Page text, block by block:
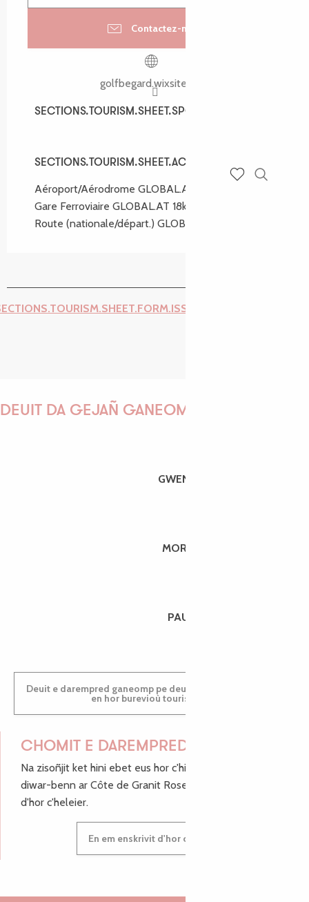
Contactez-nous
golfbegard.wixsite.com
SECTIONS.TOURISM.SHEET.SPOKEN_LANGUAGES
SECTIONS.TOURISM.SHEET.SPOKEN_LANGUAGES
SECTIONS.TOURISM.SHEET.ACCESS
SECTIONS.TOURISM.SHEET.ACCESS
Aéroport/Aérodrome GLOBAL.AT 45km
Gare Ferroviaire GLOBAL.AT 18km
Route (nationale/départ.) GLOBAL.AT 7km
DEUIT DA GEJAÑ GANEOMP !
GWENAËLLE
MORGANE
PAULINE
Deuit e darempred ganeomp pe deuit da welet ac'hanomp
en hor burevioù touristerezh
CHOMIT E DAREMPRED !
Na zisoñjit ket hini ebet eus hor c'hinnigoù mat ha keleier
diwar-benn ar Côte de Granit Rose, enskrivit hoc'h anv
d'hor c'heleier.
En em enskrivit d'hor c'heleier